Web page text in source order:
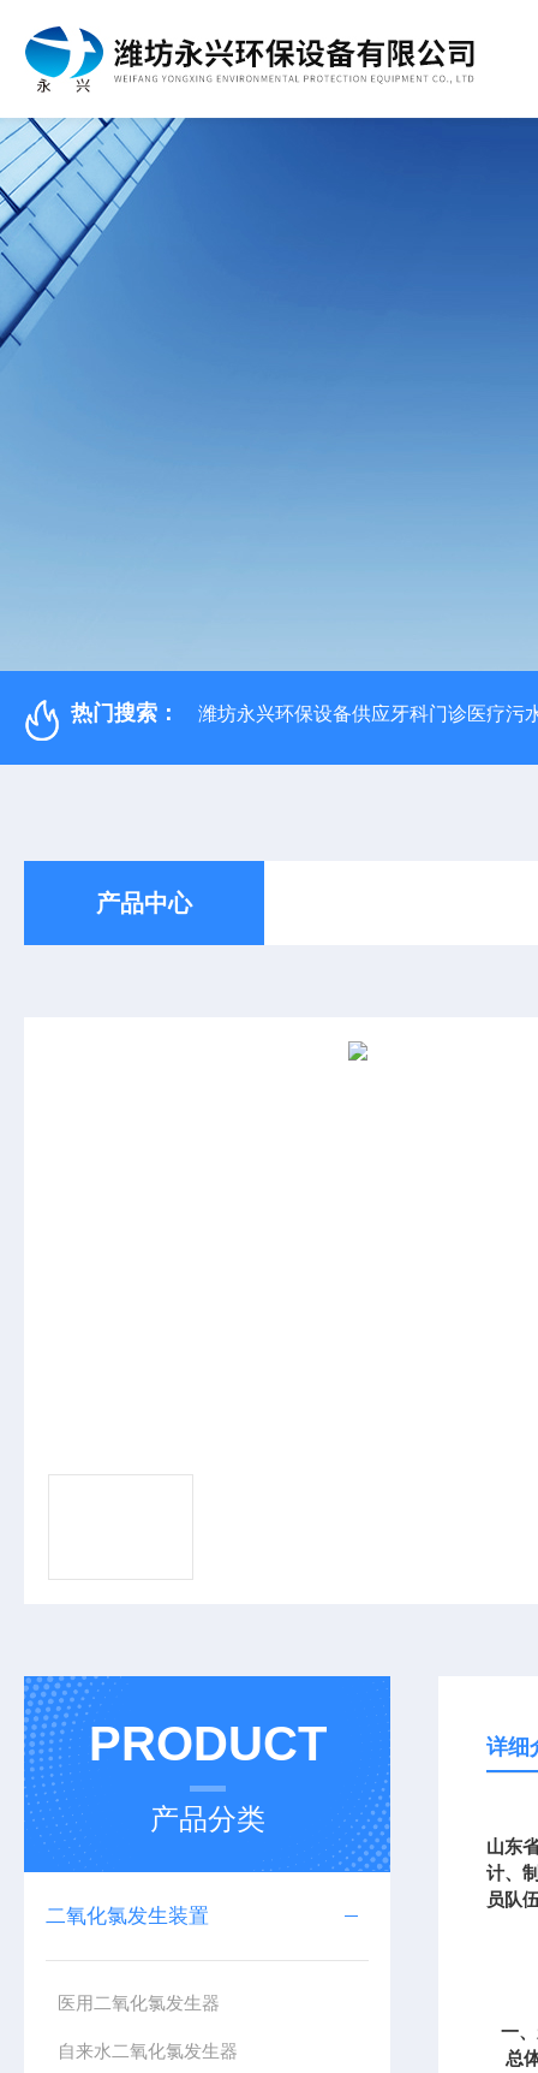
热门搜索： 潍坊永兴环保设备供应牙科门诊医疗污
产品中心
PRODUCT
产品分类
二氧化氯发生装置
医用二氧化氯发生器
自来水二氧化氯发生器
详细
山东
计、
员队
一
总